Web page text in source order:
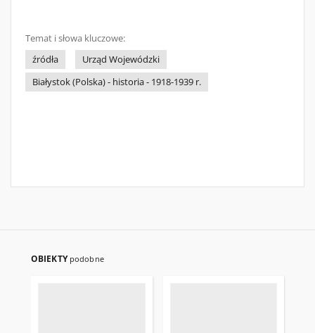
Temat i słowa kluczowe:
źródła
Urząd Wojewódzki
Białystok (Polska) - historia - 1918-1939 r.
OBIEKTY podobne